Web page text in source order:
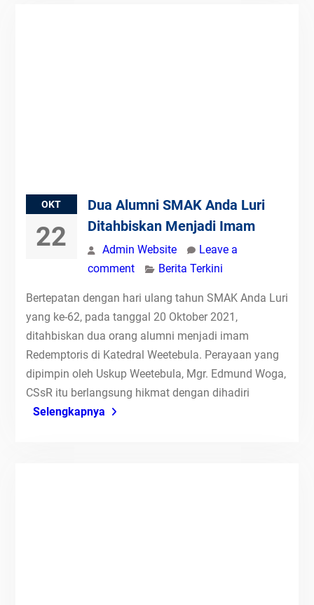
OKT
22
Dua Alumni SMAK Anda Luri
Ditahbiskan Menjadi Imam
Admin Website
Leave a
comment
Berita Terkini
Bertepatan dengan hari ulang tahun SMAK Anda Luri
yang ke-62, pada tanggal 20 Oktober 2021,
ditahbiskan dua orang alumni menjadi imam
Redemptoris di Katedral Weetebula. Perayaan yang
dipimpin oleh Uskup Weetebula, Mgr. Edmund Woga,
CSsR itu berlangsung hikmat dengan dihadiri
Selengkapnya